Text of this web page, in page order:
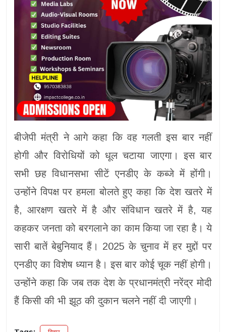
बीजेपी मंत्री ने आगे कहा कि वह गलती इस बार नहीं
होगी और विरोधियों को धूल चटाया जाएगा। इस बार
सभी छह विधानसभा सीटें एनडीए के कब्जे में होंगी।
उन्होंने विपक्ष पर हमला बोलते हुए कहा कि देश खतरे में
है, आरक्षण खतरे में है और संविधान खतरे में है, यह
कहकर जनता को बरगलाने का काम किया जा रहा है। ये
सारी बातें बेबुनियाद हैं। 2025 के चुनाव में हर मुद्दों पर
एनडीए का विशेष ध्यान है। इस बार कोई चूक नहीं होगी।
उन्होंने कहा कि जब तक देश के प्रधानमंत्री नरेंद्र मोदी
हैं किसी की भी झूठ की दुकान चलने नहीं दी जाएगी।